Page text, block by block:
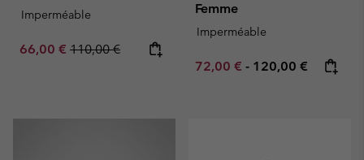
Imperméable
Sale price:
66,00 € Regular price:
110,00 €
Femme
Imperméable
Minimum sale price:
72,00 € - Maximum price:
120,00 €